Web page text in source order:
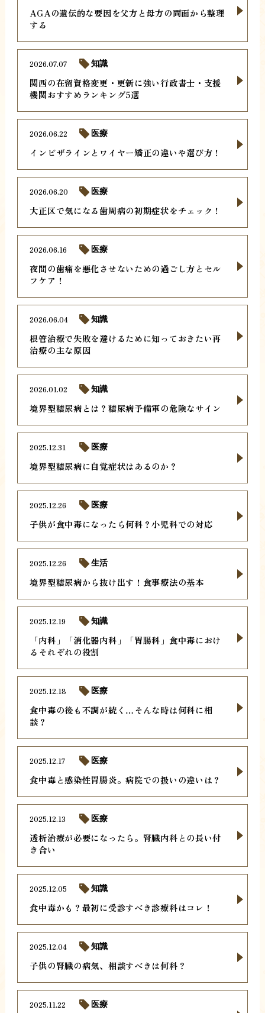
AGAの遺伝的な要因を父方と母方の両面から整理
する
関西の在留資格変更・更新に強い行政書士・支援
機関おすすめランキング5選
2026.07.07 知識
インビザラインとワイヤー矯正の違いや選び方！
2026.06.22 医療
大正区で気になる歯周病の初期症状をチェック！
2026.06.20 医療
夜間の歯痛を悪化させないための過ごし方とセル
フケア！
2026.06.16 医療
根管治療で失敗を避けるために知っておきたい再
治療の主な原因
2026.06.04 知識
境界型糖尿病とは？糖尿病予備軍の危険なサイン
2026.01.02 知識
境界型糖尿病に自覚症状はあるのか？
2025.12.31 医療
子供が食中毒になったら何科？小児科での対応
2025.12.26 医療
境界型糖尿病から抜け出す！食事療法の基本
2025.12.26 生活
「内科」「消化器内科」「胃腸科」食中毒におけ
るそれぞれの役割
2025.12.19 知識
食中毒の後も不調が続く…そんな時は何科に相
談？
2025.12.18 医療
食中毒と感染性胃腸炎。病院での扱いの違いは？
2025.12.17 医療
透析治療が必要になったら。腎臓内科との長い付
き合い
2025.12.13 医療
食中毒かも？最初に受診すべき診療科はコレ！
2025.12.05 知識
子供の腎臓の病気、相談すべきは何科？
2025.12.04 知識
2025.11.22 医療